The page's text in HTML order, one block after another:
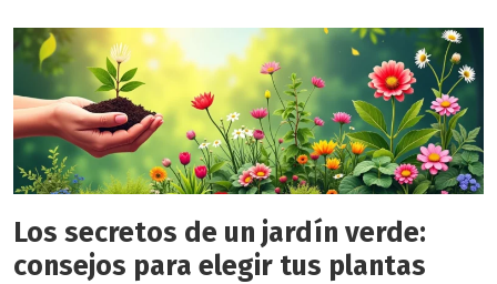
Los secretos de un jardín verde:
consejos para elegir tus plantas